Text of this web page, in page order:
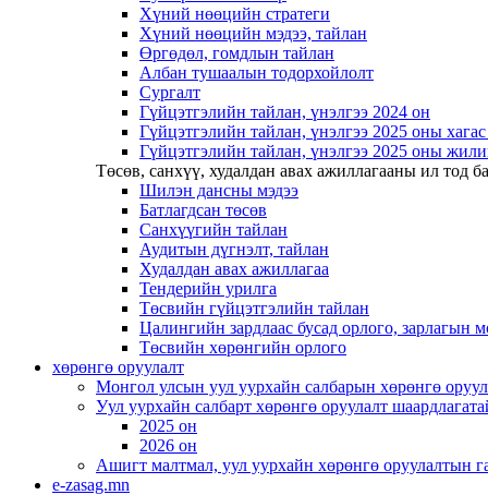
Хүний нөөцийн стратеги
Хүний нөөцийн мэдээ, тайлан
Өргөдөл, гомдлын тайлан
Албан тушаалын тодорхойлолт
Сургалт
Гүйцэтгэлийн тайлан, үнэлгээ 2024 он
Гүйцэтгэлийн тайлан, үнэлгээ 2025 оны
Гүйцэтгэлийн тайлан, үнэлгээ 2025 оны
Төсөв, санхүү, худалдан авах ажиллагааны ил тод
Шилэн дансны мэдээ
Батлагдсан төсөв
Санхүүгийн тайлан
Аудитын дүгнэлт, тайлан
Худалдан авах ажиллагаа
Тендерийн урилга
Төсвийн гүйцэтгэлийн тайлан
Цалингийн зардлаас бусад орлого, зарлагын
Төсвийн хөрөнгийн орлого
хөрөнгө оруулалт
Монгол улсын уул уурхайн салбарын хөрөнгө
Уул уурхайн салбарт хөрөнгө оруулалт
2025 он
2026 он
Ашигт малтмал, уул уурхайн хөрөнгө оруулалтын
e-zasag.mn